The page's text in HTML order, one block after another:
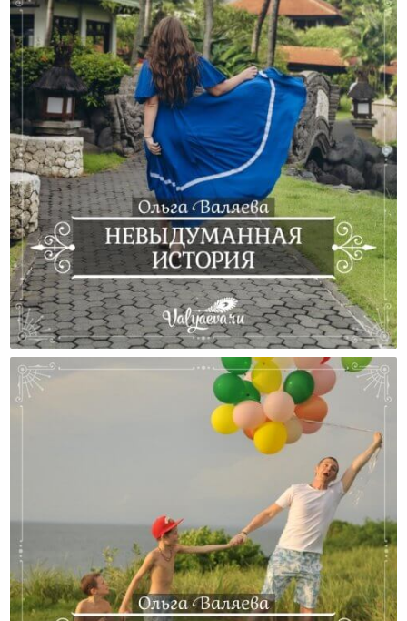
Невыдуманная История